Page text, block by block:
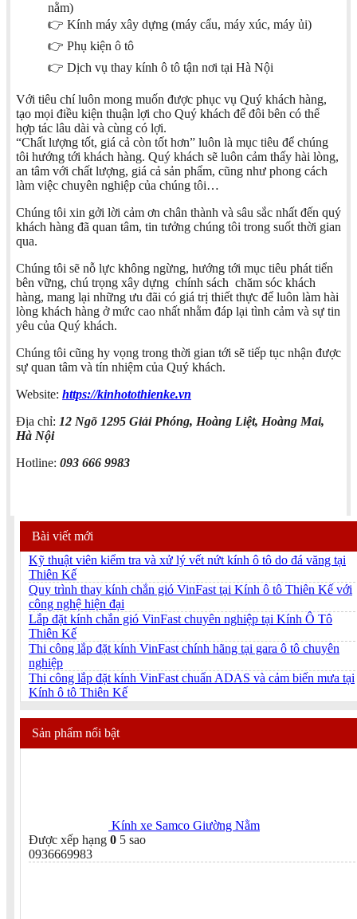
nằm)
👉 Kính máy xây dựng (máy cẩu, máy xúc, máy ủi)
👉 Phụ kiện ô tô
👉 Dịch vụ thay kính ô tô tận nơi tại Hà Nội
Với tiêu chí luôn mong muốn được phục vụ Quý khách hàng,
tạo mọi điều kiện thuận lợi cho Quý khách để đôi bên có thể
hợp tác lâu dài và cùng có lợi.
“Chất lượng tốt, giá cả còn tốt hơn” luôn là mục tiêu để chúng
tôi hướng tới khách hàng. Quý khách sẽ luôn cảm thấy hài lòng,
an tâm với chất lượng, giá cả sản phẩm, cũng như phong cách
làm việc chuyên nghiệp của chúng tôi…
Chúng tôi xin gởi lời cảm ơn chân thành và sâu sắc nhất đến quý
khách hàng đã quan tâm, tin tưởng chúng tôi trong suốt thời gian
qua.
Chúng tôi sẽ nỗ lực không ngừng, hướng tới mục tiêu phát tiển
bên vững, chú trọng xây dựng chính sách chăm sóc khách
hàng, mang lại những ưu đãi có giá trị thiết thực để luôn làm hài
lòng khách hàng ở mức cao nhất nhằm đáp lại tình cảm và sự tin
yêu của Quý khách.
Chúng tôi cũng hy vọng trong thời gian tới sẽ tiếp tục nhận được
sự quan tâm và tín nhiệm của Quý khách.
Website: https://kinhotothienke.vn
Địa chỉ: 12 Ngõ 1295 Giải Phóng, Hoàng Liệt, Hoàng Mai,
Hà Nội
Hotline: 093 666 9983
Bài viết mới
Kỹ thuật viên kiểm tra và xử lý vết nứt kính ô tô do đá văng tại
Thiên Kế
Quy trình thay kính chắn gió VinFast tại Kính ô tô Thiên Kế với
công nghệ hiện đại
Lắp đặt kính chắn gió VinFast chuyên nghiệp tại Kính Ô Tô
Thiên Kế
Thi công lắp đặt kính VinFast chính hãng tại gara ô tô chuyên
nghiệp
Thi công lắp đặt kính VinFast chuẩn ADAS và cảm biến mưa tại
Kính ô tô Thiên Kế
Sản phẩm nổi bật
Kính xe Samco Giường Nằm
Được xếp hạng 0 5 sao
0936669983